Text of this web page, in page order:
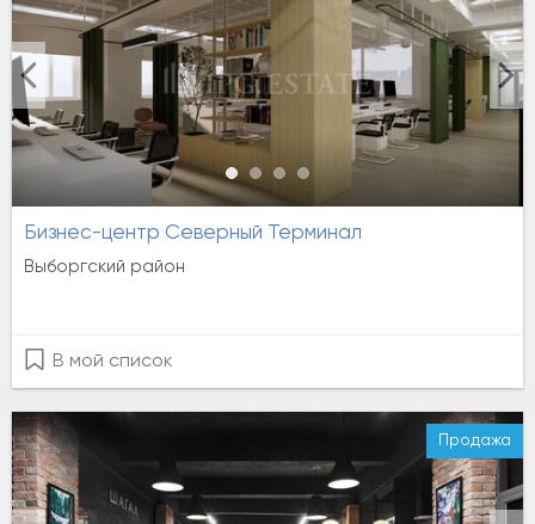
Бизнес-центр Северный Терминал
Выборгский район
В мой список
Продажа